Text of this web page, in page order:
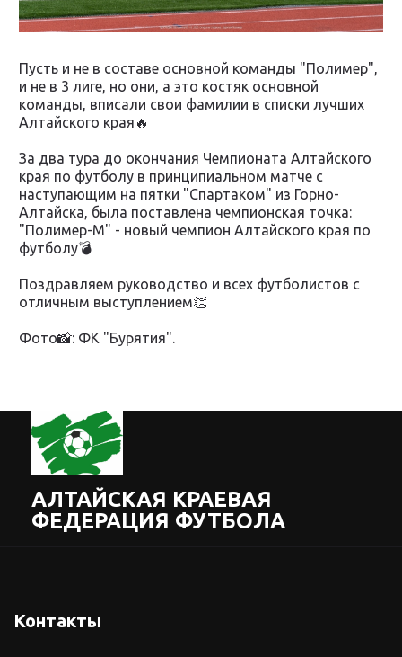
Пусть и не в составе основной команды "Полимер",
и не в 3 лиге, но они, а это костяк основной
команды, вписали свои фамилии в списки лучших
Алтайского края🔥
За два тура до окончания Чемпионата Алтайского
края по футболу в принципиальном матче с
наступающим на пятки "Спартаком" из Горно-
Алтайска, была поставлена чемпионская точка:
"Полимер-М" - новый чемпион Алтайского края по
футболу💣
Поздравляем руководство и всех футболистов с
отличным выступлением👏
Фото📸: ФК "Бурятия".
АЛТАЙСКАЯ КРАЕВАЯ
ФЕДЕРАЦИЯ ФУТБОЛА
Контакты